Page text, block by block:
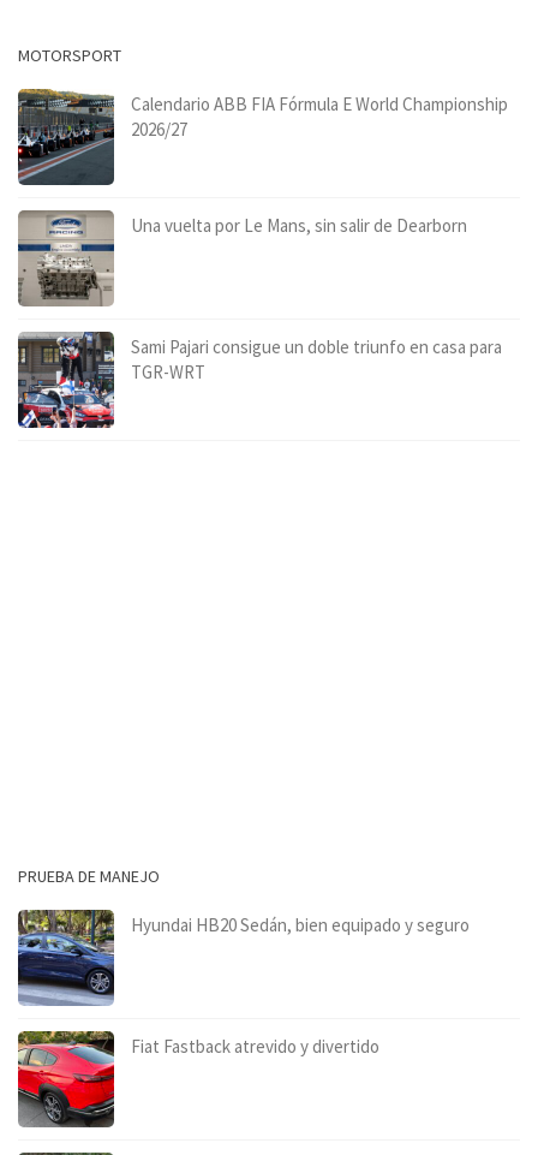
MOTORSPORT
Calendario ABB FIA Fórmula E World Championship
2026/27
Una vuelta por Le Mans, sin salir de Dearborn
Sami Pajari consigue un doble triunfo en casa para
TGR-WRT
PRUEBA DE MANEJO
Hyundai HB20 Sedán, bien equipado y seguro
Fiat Fastback atrevido y divertido